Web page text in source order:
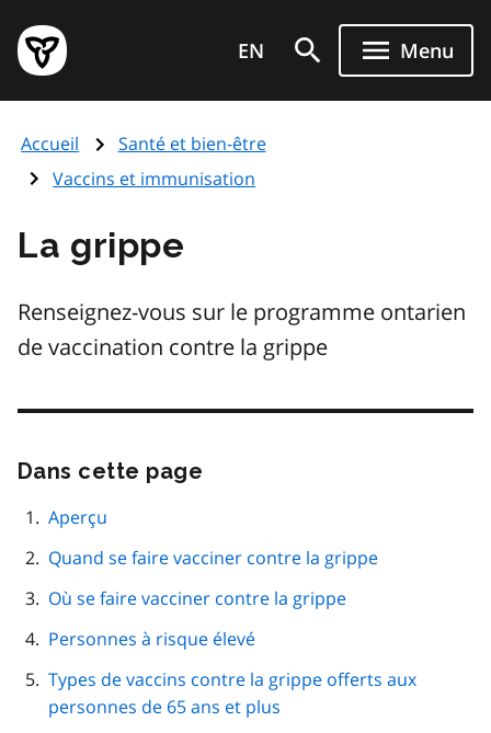
au
contenu
principal
Page
d'accueil
de
l'Ontario
EN Menu
Accueil
Santé et bien-être
Vaccins et immunisation
La grippe
Renseignez-vous sur le programme ontarien
de vaccination contre la grippe
Dans cette page
page
Aperçu
Quand se faire vacciner contre la grippe
Où se faire vacciner contre la grippe
Personnes à risque élevé
Types de vaccins contre la grippe offerts aux
personnes de 65 ans et plus